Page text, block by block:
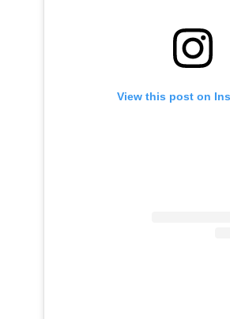
View this post on